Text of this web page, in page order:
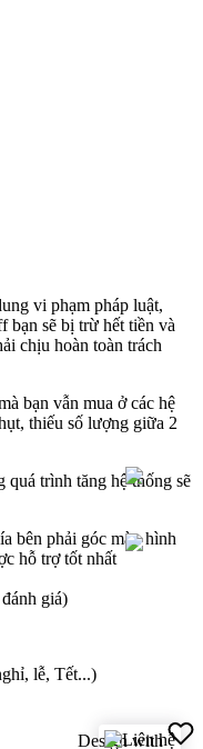
vi phạm pháp luật,
bạn sẽ bị trừ hết tiền và
chịu hoàn toàn trách
bạn vẫn mua ở các hệ
thiếu số lượng giữa 2
trình tăng hệ thống sẽ
bên phải góc màn hình
hỗ trợ tốt nhất
đánh giá)
lễ, Tết...)
Design with